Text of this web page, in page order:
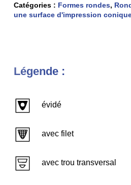
Catégories : Formes rondes,
une surface d'impression
Légende :
évidé
avec filet
avec trou transversal